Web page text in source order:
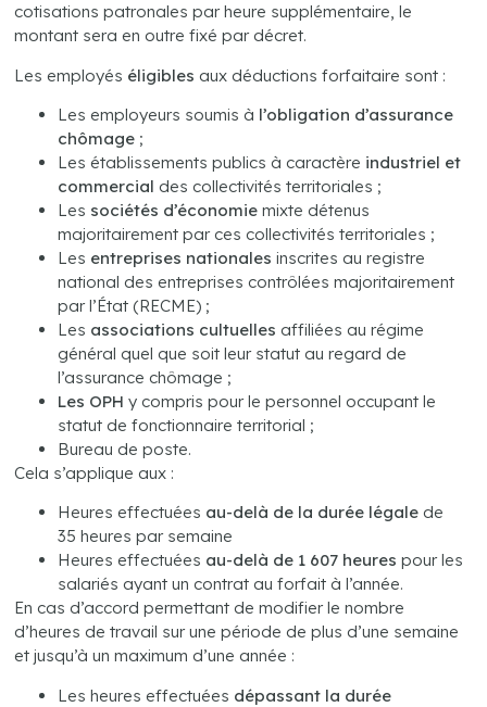
cotisations patronales par heure supplémentaire, le
montant sera en outre fixé par décret.
Les employés éligibles aux déductions forfaitaire sont :
Les employeurs soumis à l’obligation d’assurance
chômage ;
Les établissements publics à caractère industriel et
commercial des collectivités territoriales ;
Les sociétés d’économie mixte détenus
majoritairement par ces collectivités territoriales ;
Les entreprises nationales inscrites au registre
national des entreprises contrôlées majoritairement
par l’État (RECME) ;
Les associations cultuelles affiliées au régime
général quel que soit leur statut au regard de
l’assurance chômage ;
Les OPH y compris pour le personnel occupant le
statut de fonctionnaire territorial ;
Bureau de poste.
Cela s’applique aux :
Heures effectuées au-delà de la durée légale de
35 heures par semaine
Heures effectuées au-delà de 1 607 heures pour les
salariés ayant un contrat au forfait à l’année.
En cas d’accord permettant de modifier le nombre
d’heures de travail sur une période de plus d’une semaine
et jusqu’à un maximum d’une année :
Les heures effectuées dépassant la durée